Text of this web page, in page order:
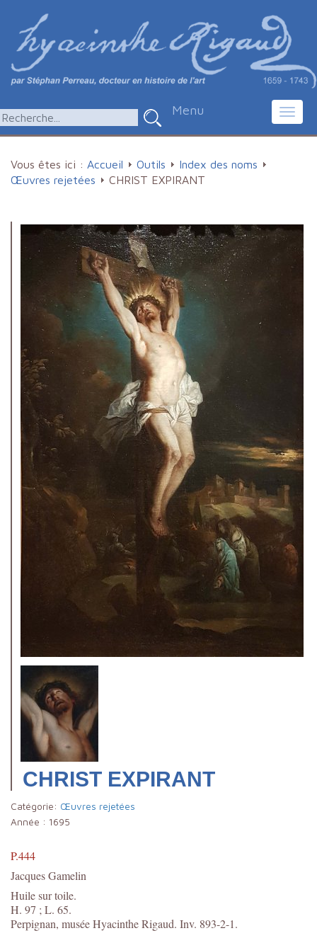
Menu
Vous êtes ici : Accueil Outils
Index des noms
Œuvres rejetées
CHRIST EXPIRANT
CHRIST EXPIRANT
Catégorie: Œuvres rejetées
Année : 1695
P.444
Jacques Gamelin
Huile sur toile.
H. 97 ; L. 65.
Perpignan, musée Hyacinthe Rigaud. Inv. 893-2-1.